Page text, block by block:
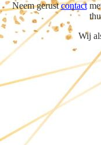
Neem gerustcontact
Wij